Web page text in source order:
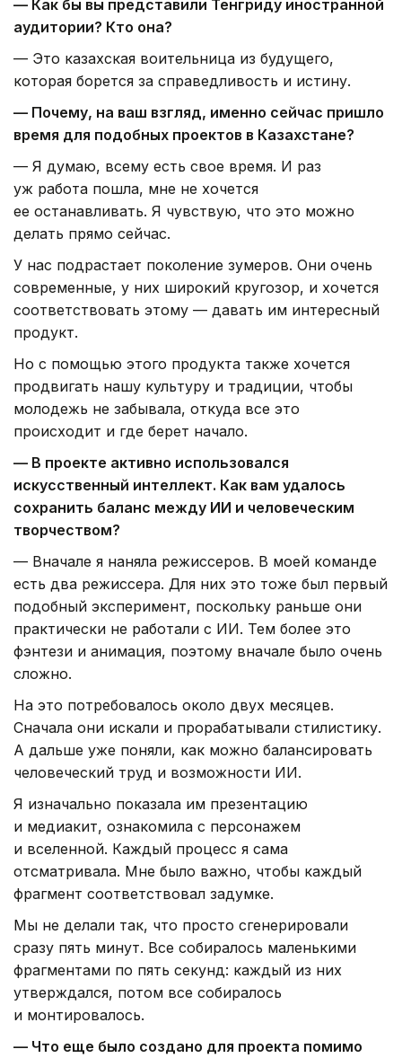
— Как бы вы представили Тенгриду иностранной
аудитории? Кто она?
— Это казахская воительница из будущего,
которая борется за справедливость и истину.
— Почему, на ваш взгляд, именно сейчас пришло
время для подобных проектов в Казахстане?
— Я думаю, всему есть свое время. И раз
уж работа пошла, мне не хочется
ее останавливать. Я чувствую, что это можно
делать прямо сейчас.
У нас подрастает поколение зумеров. Они очень
современные, у них широкий кругозор, и хочется
соответствовать этому — давать им интересный
продукт.
Но с помощью этого продукта также хочется
продвигать нашу культуру и традиции, чтобы
молодежь не забывала, откуда все это
происходит и где берет начало.
— В проекте активно использовался
искусственный интеллект. Как вам удалось
сохранить баланс между ИИ и человеческим
творчеством?
— Вначале я наняла режиссеров. В моей команде
есть два режиссера. Для них это тоже был первый
подобный эксперимент, поскольку раньше они
практически не работали с ИИ. Тем более это
фэнтези и анимация, поэтому вначале было очень
сложно.
На это потребовалось около двух месяцев.
Сначала они искали и прорабатывали стилистику.
А дальше уже поняли, как можно балансировать
человеческий труд и возможности ИИ.
Я изначально показала им презентацию
и медиакит, ознакомила с персонажем
и вселенной. Каждый процесс я сама
отсматривала. Мне было важно, чтобы каждый
фрагмент соответствовал задумке.
Мы не делали так, что просто сгенерировали
сразу пять минут. Все собиралось маленькими
фрагментами по пять секунд: каждый из них
утверждался, потом все собиралось
и монтировалось.
— Что еще было создано для проекта помимо